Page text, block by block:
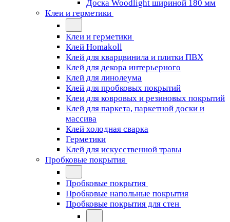
Доска Woodlight шириной 180 мм
Клеи и герметики
Клеи и герметики
Клей Homakoll
Клей для кварцвинила и плитки ПВХ
Клей для декора интерьерного
Клей для линолеума
Клей для пробковых покрытий
Клеи для ковровых и резиновых покрытий
Клей для паркета, паркетной доски и
массива
Клей холодная сварка
Герметики
Клей для искусственной травы
Пробковые покрытия
Пробковые покрытия
Пробковые напольные покрытия
Пробковые покрытия для стен